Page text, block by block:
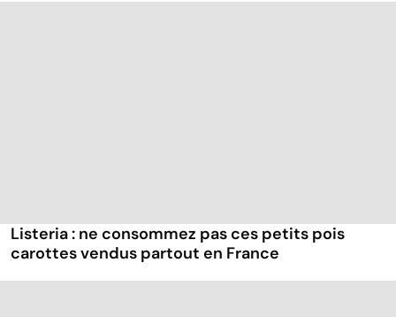
Listeria : ne consommez pas ces petits pois
carottes vendus partout en France